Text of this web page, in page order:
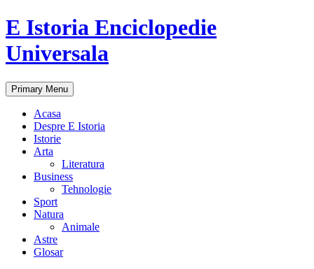
E Istoria Enciclopedie
Universala
Search
Primary Menu Skip
to
Acasa
Despre E Istoria
Istorie
Arta
Literatura
Business
Tehnologie
Sport
Natura
Animale
Astre
Glosar